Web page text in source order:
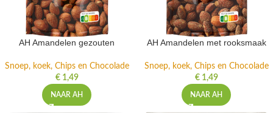
AH Amandelen gezouten
Snoep, koek, Chips en Chocolade
€1,49
NAAR AH
AH Amandelen met rooksmaak
Snoep, koek, Chips en Chocolade
€1,49
NAAR AH